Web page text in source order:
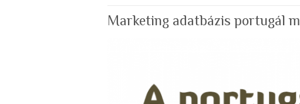
Marketing adatbázis portugál